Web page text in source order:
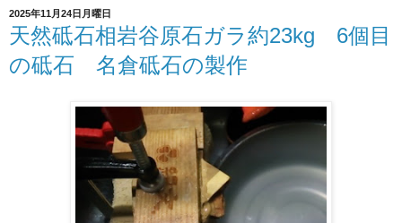
2025年11月24日月曜日
天然砥石相岩谷原石ガラ約23kg 6個目
の砥石 名倉砥石の製作